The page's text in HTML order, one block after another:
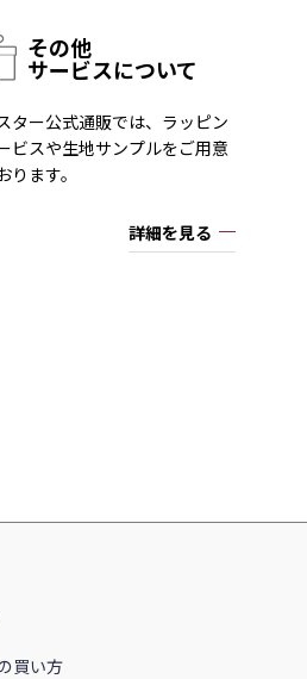
その他
サービスについて
ター公式通販では、ラッピン
ビスや生地サンプルをご用意
ります。
詳細を見る
買い方